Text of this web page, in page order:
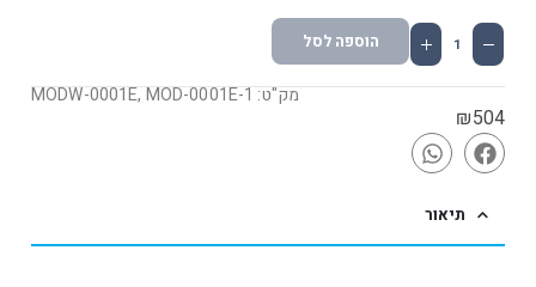
₪504
מק"ט: MODW-0001E, MOD-0001E-1
הוספה לסל
תיאור